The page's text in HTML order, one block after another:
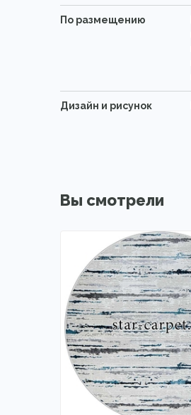
По размещению
Дизайн и рисунок
Вы смотрели